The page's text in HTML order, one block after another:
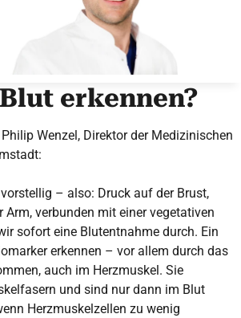
erkennen?
Wenzel, Direktor der Medizinischen
– also: Druck auf der Brust,
verbunden mit einer vegetativen
sofort eine Blutentnahme durch. Ein
erkennen – vor allem durch das
auch im Herzmuskel. Sie
und sind nur dann im Blut
Herzmuskelzellen zu wenig